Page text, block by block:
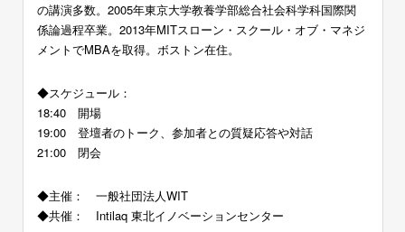
の講演多数。2005年東京大学教養学部総合社会科学科国際関
係論過程卒業。2013年MITスローン・スクール・オブ・マネジ
メントでMBAを取得。ボストン在住。
◆スケジュール：
18:40 開場
19:00 登壇者のトーク、参加者との質疑応答や対話
21:00 閉会
◆主催： 一般社団法人WIT
◆共催： Intilaq 東北イノベーションセンター